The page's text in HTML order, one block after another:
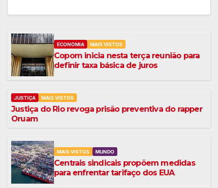
ECONOMIA MAIS VISTOS
Copom inicia nesta terça reunião para
definir taxa básica de juros
JUSTIÇA MAIS VISTOS
Justiça do Rio revoga prisão preventiva do rapper
Oruam
MAIS VISTOS MUNDO
Centrais sindicais propõem medidas
para enfrentar tarifaço dos EUA